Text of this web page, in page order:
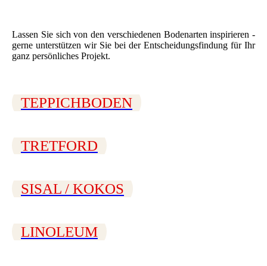
Lassen Sie sich von den verschiedenen Bodenarten inspirieren -
gerne unterstützen wir Sie bei der Entscheidungsfindung für Ihr
ganz persönliches Projekt.
TEPPICHBODEN
TRETFORD
SISAL / KOKOS
LINOLEUM